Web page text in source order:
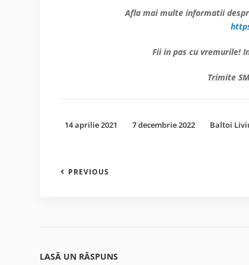
Afla mai multe informatii
Fii in pas cu vremurile!
Trimite
14 aprilie 2021 7 decembrie 2022 Baltoi
PREVIOUS
LASĂ UN RĂSPUNS